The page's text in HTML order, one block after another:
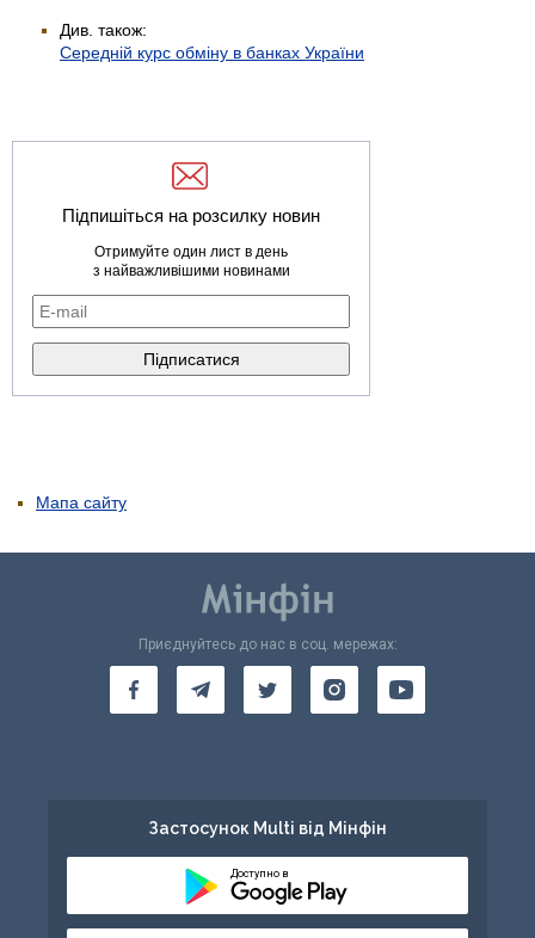
Див. також:
Середній курс обміну в банках України
Підпишіться на розсилку новин
Отримуйте один лист в день
з найважливішими новинами
Мапа сайту
Приєднуйтесь до нас в соц. мережах:
Застосунок Multi від Мінфін
Доступно в